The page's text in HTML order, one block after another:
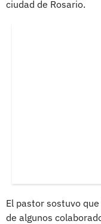
ciudad de Rosario.
El pastor sostuvo
de algunos